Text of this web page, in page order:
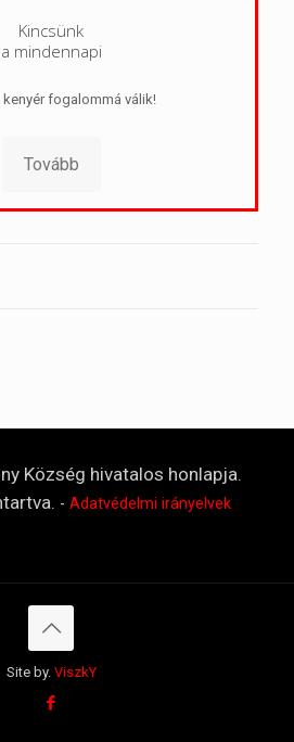
Kincsünk
a mindennapi
kenyér fogalommá válik!
Tovább
Község hivatalos honlapja.
- Adatvédelmi irányelvek
Site by. ViszkY